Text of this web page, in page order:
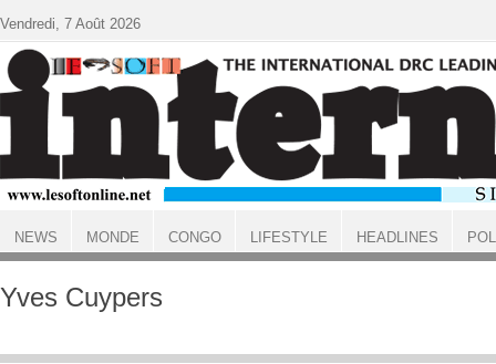
ACCUEIL
Yves Cuypers
Vendredi, 7 Août 2026
NEWS MONDE CONGO LIFESTYLE HEADLINES